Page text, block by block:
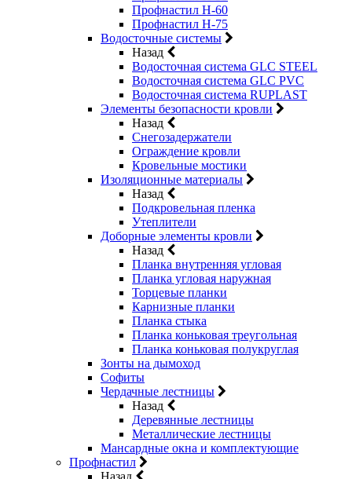
Профнастил Н-60
Профнастил Н-75
Водосточные системы
Назад
Водосточная система GLC STEEL
Водосточная система GLC PVC
Водосточная система RUPLAST
Элементы безопасности кровли
Назад
Снегозадержатели
Ограждение кровли
Кровельные мостики
Изоляционные материалы
Назад
Подкровельная пленка
Утеплители
Доборные элементы кровли
Назад
Планка внутренняя угловая
Планка угловая наружная
Торцевые планки
Карнизные планки
Планка стыка
Планка коньковая треугольная
Планка коньковая полукруглая
Зонты на дымоход
Софиты
Чердачные лестницы
Назад
Деревянные лестницы
Металлические лестницы
Мансардные окна и комплектующие
Профнастил
Назад